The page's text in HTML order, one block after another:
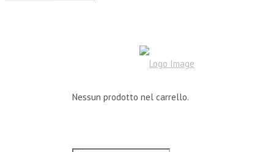
Nessun prodotto nel carrello.